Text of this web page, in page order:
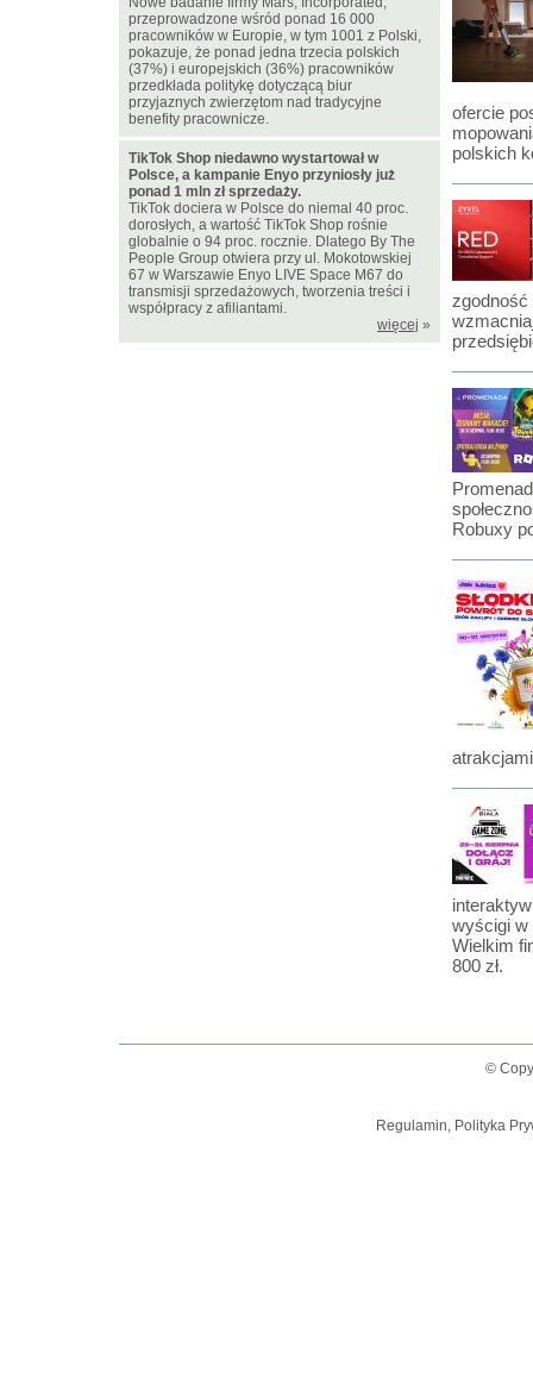
ofercie
polskich
zgodność
Robuxy
wyścigi w
Wielkim
800 zł.
przeprowadzone wśród ponad 16 000
pracowników w Europie, w tym 1001 z Polski,
pokazuje, że ponad jedna trzecia polskich
(37%) i europejskich (36%) pracowników
przedkłada politykę dotyczącą biur
przyjaznych zwierzętom nad tradycyjne
benefity pracownicze.
TikTok Shop niedawno wystartował w
Polsce, a kampanie Enyo przyniosły już
ponad 1 mln zł sprzedaży.
TikTok dociera w Polsce do niemal 40 proc.
dorosłych, a wartość TikTok Shop rośnie
globalnie o 94 proc. rocznie. Dlatego By The
People Group otwiera przy ul. Mokotowskiej
67 w Warszawie Enyo LIVE Space M67 do
transmisji sprzedażowych, tworzenia treści i
współpracy z afiliantami.
więcej »
©
Regulamin, Polityka